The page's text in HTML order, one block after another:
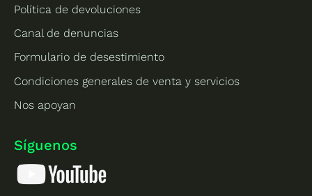
Política de devoluciones
Canal de denuncias
Formulario de desestimiento
Condiciones generales de venta y servicios
Nos apoyan
Síguenos